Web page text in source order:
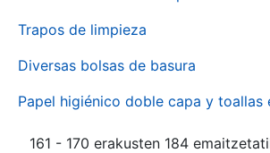
Trapos de limpieza
Diversas bolsas de basura
Papel higiénico doble capa y toallas
161 - 170 erakusten 184